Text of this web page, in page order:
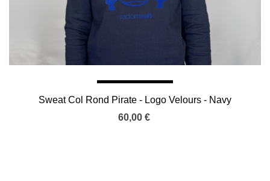
Sweat Col Rond Pirate - Logo Velours - Navy
60,00 €